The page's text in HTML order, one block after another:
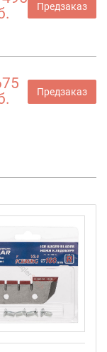
Предзаказ
Предзаказ